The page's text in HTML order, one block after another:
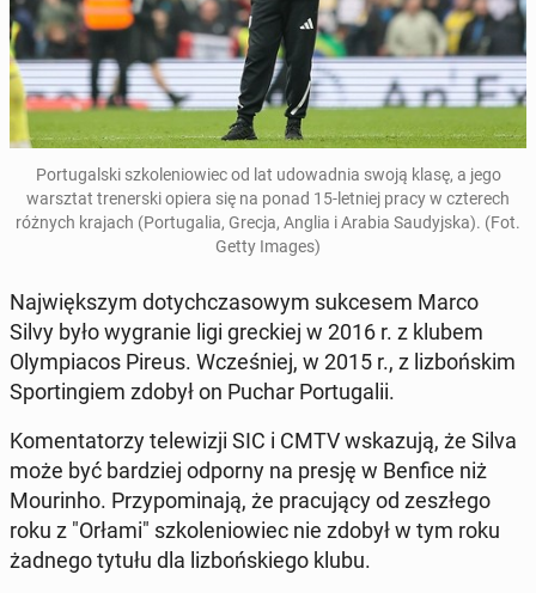
Por­tu­gal­ski szko­le­nio­wiec od lat udo­wad­nia swoją klasę, a jego
warsz­tat tre­ner­ski opiera się na ponad 15-letniej pracy w czte­rech
różnych krajach (Por­tu­ga­lia, Grecja, Anglia i Arabia Sau­dyj­ska). (Fot.
Getty Images)
Naj­więk­szym do­tych­cza­so­wym suk­ce­sem Marco
Silvy było wy­gra­nie ligi grec­kiej w 2016 r. z klubem
Olym­pia­cos Pireus. Wcze­śniej, w 2015 r., z li­zboń­skim
Spor­tin­giem zdobył on Puchar Por­tu­ga­lii.
Ko­men­ta­to­rzy te­le­wi­zji SIC i CMTV wska­zu­ją, że Silva
może być bar­dziej odporny na presję w Benfice niż
Mo­urin­ho. Przy­po­mi­na­ją, że pra­cu­ją­cy od ze­szłe­go
roku z "Orłami" szko­le­nio­wiec nie zdobył w tym roku
żadnego tytułu dla li­zboń­skie­go klubu.